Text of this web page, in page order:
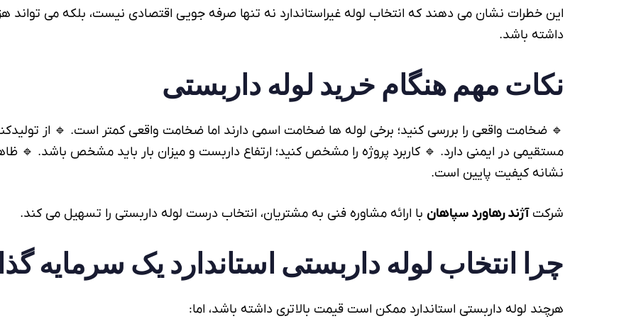
این خطرات نشان می دهند که انتخاب لوله غیراستاندارد نه تنها صرفه جویی اقتصادی نیست، بلکه می تواند
داشته باشد.
نکات مهم هنگام خرید لوله داربستی
🔹 ضخامت واقعی را بررسی کنید؛ برخی لوله ها ضخامت اسمی دارند اما ضخامت واقعی کمتر است. 🔹 از
مستقیمی در ایمنی دارد. 🔹 کاربرد پروژه را مشخص کنید؛ ارتفاع داربست و میزان بار باید مشخص باشد. 🔹
نشانه کیفیت پایین است.
شرکتآژند رهاورد سپاهان با ارائه مشاوره فنی به مشتریان، انتخاب درست لوله داربستی را تسهیل می کند.
چرا انتخاب لوله داربستی استاندارد یک سرمایه
هرچند لوله داربستی استاندارد ممکن است قیمت بالاتری داشته باشد، اما: